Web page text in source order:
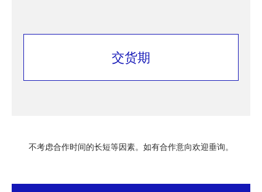
交货期
不考虑合作时间的长短等因素。如有合作意向欢迎垂询。